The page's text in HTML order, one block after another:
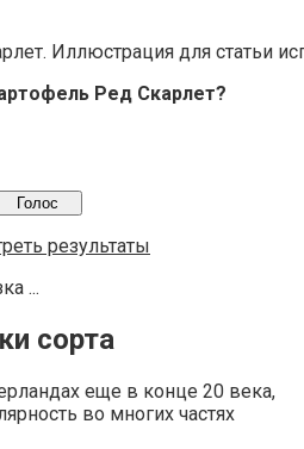
Иллюстрация для статьи
Ред Скарлет?
результаты
...
сорта
еще в конце 20 века,
во многих частях